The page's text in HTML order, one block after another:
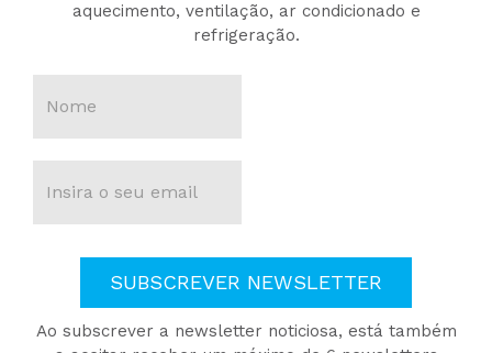
aquecimento, ventilação, ar condicionado e
refrigeração.
SUBSCREVER NEWSLETTER
Ao subscrever a newsletter noticiosa, está também